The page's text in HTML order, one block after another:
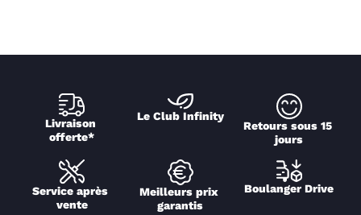
Livraison
offerte*
Le Club Infinity
Retours sous 15
jours
Service après
vente
Meilleurs prix
garantis
Boulanger Drive